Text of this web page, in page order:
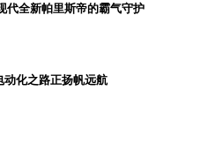
全新帕里斯帝的霸气守护
动化之路正扬帆远航